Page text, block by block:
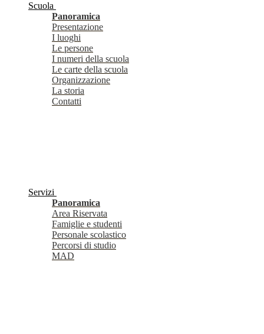
Scuola
Panoramica
Presentazione
I luoghi
Le persone
I numeri della scuola
Le carte della scuola
Organizzazione
La storia
Contatti
Servizi
Panoramica
Area Riservata
Famiglie e studenti
Personale scolastico
Percorsi di studio
MAD